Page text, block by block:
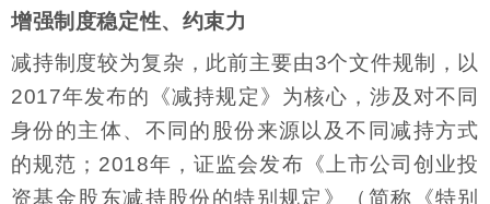
增强制度稳定性、约束力
减持制度较为复杂，此前主要由3个文件规制，以
2017年发布的《减持规定》为核心，涉及对不同
身份的主体、不同的股份来源以及不同减持方式
的规范；2018年，证监会发布《上市公司创业投
资基金股东减持股份的特别规定》（简称《特别